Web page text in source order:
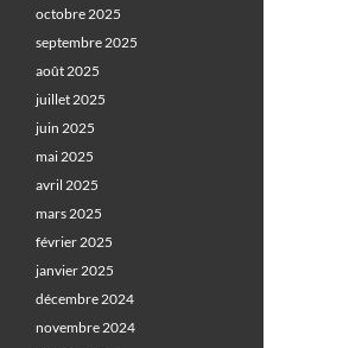
octobre 2025
septembre 2025
août 2025
juillet 2025
juin 2025
mai 2025
avril 2025
mars 2025
février 2025
janvier 2025
décembre 2024
novembre 2024